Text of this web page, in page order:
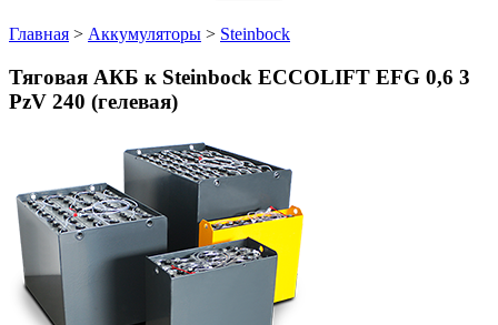
Главная > Аккумуляторы > Steinbock
Тяговая АКБ к Steinbock ECCOLIFT EFG 0,6 3
PzV 240 (гелевая)